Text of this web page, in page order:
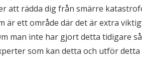
att rädda dig från smärre
är ett område där det är extra
man inte har gjort detta tidigare
som kan detta och utför detta